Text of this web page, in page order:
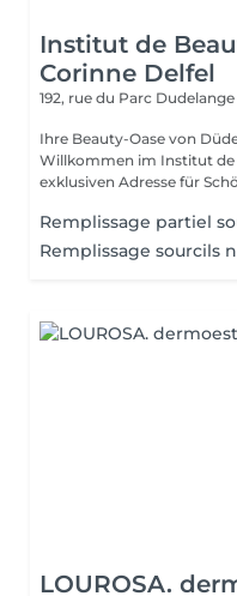
Institut de
Corinne Delfel
192, rue du Parc
Ihre Beauty-Oase von
Willkommen im Institut de
exklusiven Adresse für
Remplissage partiel
Remplissage sourcils
LOUROSA.